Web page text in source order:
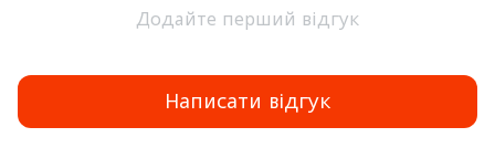
Додайте перший відгук
Написати відгук